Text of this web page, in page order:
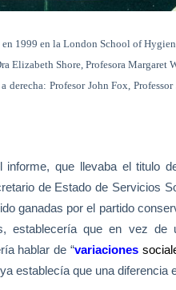
en 1999 en la London School of
Elizabeth Shore, Profesora
derecha: Profesor John Fox,
que llevaba el titulo
de Estado de Servicios
ganadas por el partido
establecería que en vez de
hablar de “variaciones
ya establecía que una diferencia